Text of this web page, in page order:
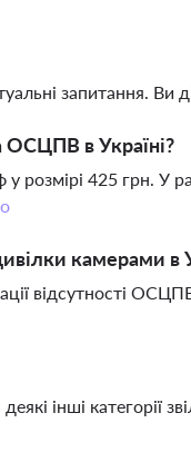
запитання. Ви
ОСЦПВ в Україні?
розмірі 425 грн. У
камерами в
відсутності
інші категорії